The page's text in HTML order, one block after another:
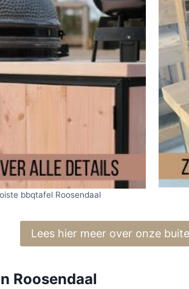
bbqtafel Roosendaal
Lees hier meer over onze
Roosendaal